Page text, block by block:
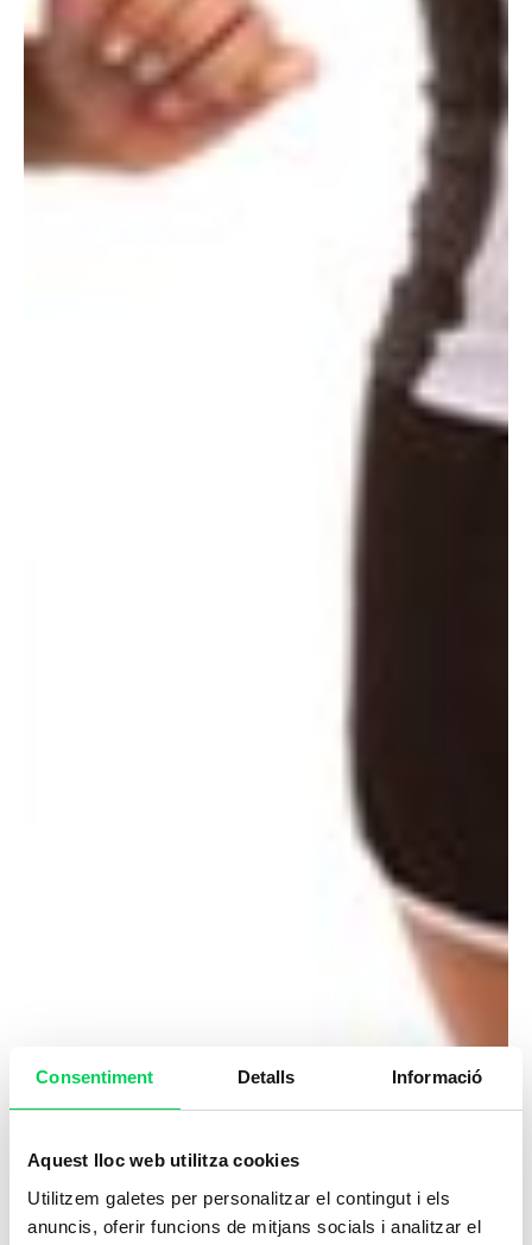
Consentiment Detalls Informació
Aquest lloc web utilitza cookies
Utilitzem galetes per personalitzar el contingut i els
anuncis, oferir funcions de mitjans socials i analitzar el